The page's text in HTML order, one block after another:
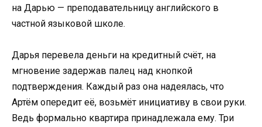
на Дарью — преподавательницу английского в
частной языковой школе.
Дарья перевела деньги на кредитный счёт, на
мгновение задержав палец над кнопкой
подтверждения. Каждый раз она надеялась, что
Артём опередит её, возьмёт инициативу в свои руки.
Ведь формально квартира принадлежала ему. Три